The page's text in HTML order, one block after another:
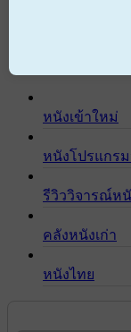
หนังเข้าใหม่
หนังโปรแกร
รีวิววิจารณ์ห
คลังหนังเก่า
หนังไทย